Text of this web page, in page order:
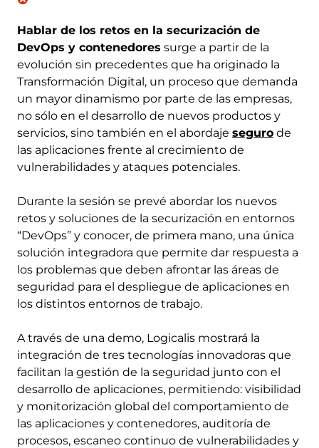
Hablar de los retos en la securización de
DevOps y contenedores surge a partir de la
evolución sin precedentes que ha originado la
Transformación Digital, un proceso que demanda
un mayor dinamismo por parte de las empresas,
no sólo en el desarrollo de nuevos productos y
servicios, sino también en el abordaje seguro de
las aplicaciones frente al crecimiento de
vulnerabilidades y ataques potenciales.
Durante la sesión se prevé abordar los nuevos
retos y soluciones de la securización en entornos
“DevOps” y conocer, de primera mano, una única
solución integradora que permite dar respuesta a
los problemas que deben afrontar las áreas de
seguridad para el despliegue de aplicaciones en
los distintos entornos de trabajo.
A través de una demo, Logicalis mostrará la
integración de tres tecnologías innovadoras que
facilitan la gestión de la seguridad junto con el
desarrollo de aplicaciones, permitiendo: visibilidad
y monitorización global del comportamiento de
las aplicaciones y contenedores, auditoría de
procesos, escaneo continuo de vulnerabilidades y